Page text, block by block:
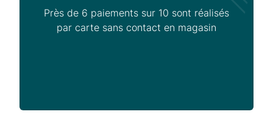
Près de 6 paiements sur 10 sont réalisés
par carte sans contact en magasin